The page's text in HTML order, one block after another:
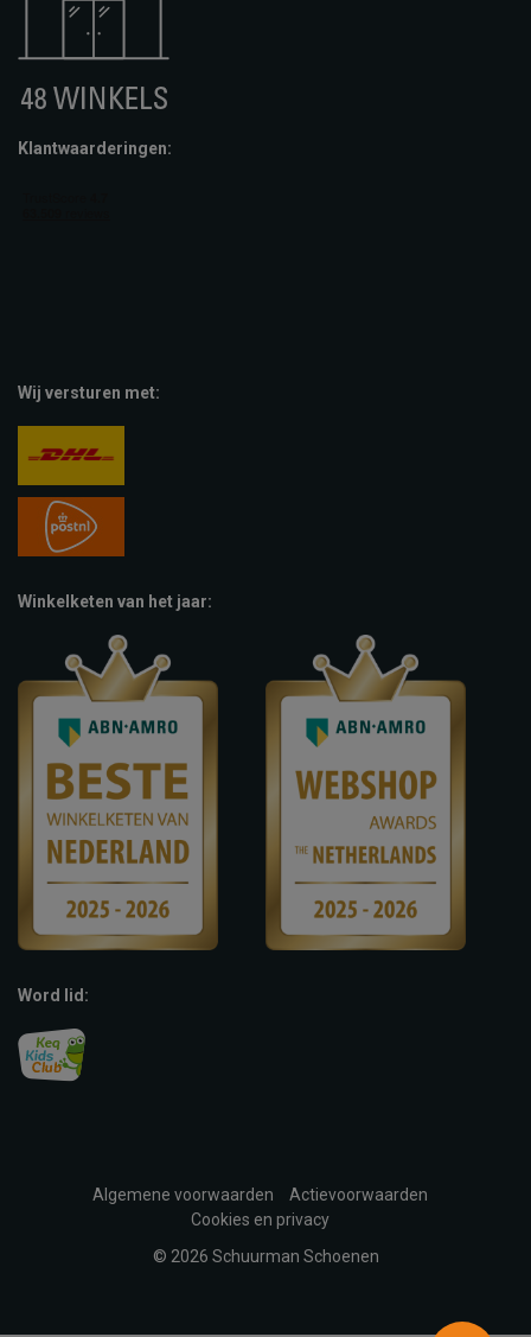
Klantwaarderingen:
Wij versturen met:
Winkelketen van het jaar:
Word lid:
Algemene voorwaarden
Actievoorwaarden
Cookies en privacy
© 2026 Schuurman Schoenen